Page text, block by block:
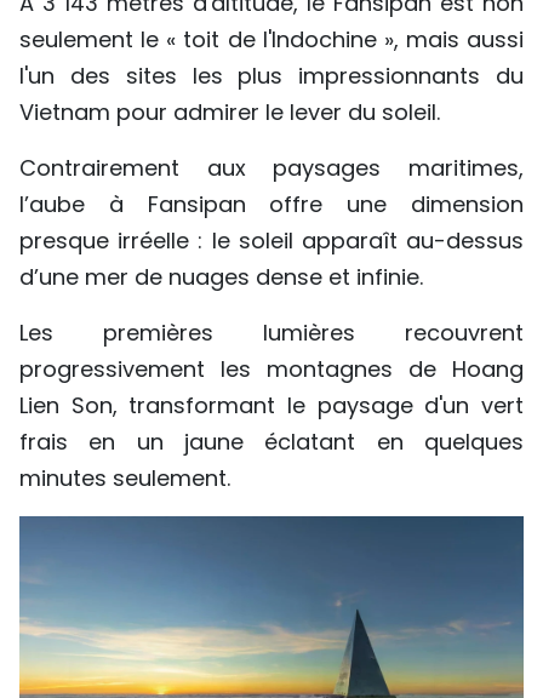
seulement le « toit de l'Indochine », mais aussi
l'un des sites les plus impressionnants du
Vietnam pour admirer le lever du soleil.
Contrairement aux paysages maritimes,
l’aube à Fansipan offre une dimension
presque irréelle : le soleil apparaît au-dessus
d’une mer de nuages dense et infinie.
Les premières lumières recouvrent
progressivement les montagnes de Hoang
Lien Son, transformant le paysage d'un vert
frais en un jaune éclatant en quelques
minutes seulement.